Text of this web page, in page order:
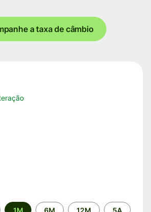
a taxa de câmbio
1M 6M 12M 5A